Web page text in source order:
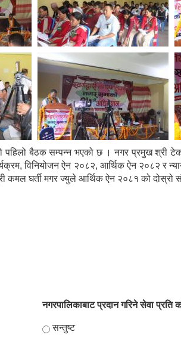
पहिलो बैठक सम्पन्न भएको छ । नगर प्रमुख श्री
विनियोजन ऐन २०८२, आर्थिक ऐन २०८२ र
घर्ती मगर ज्युले आर्थिक ऐन २०८१ को दोस्रो
नगरपालिकाबाट प्रदान गरिने सेवा प्रति
Choices
सन्तुष्ट